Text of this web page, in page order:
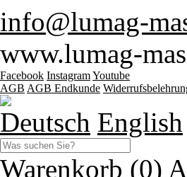
info@lumag-
www.lumag-
Facebook InstagramYoutube
AGB AGB Endkunde
Deutsch English
Warenkorb (0)